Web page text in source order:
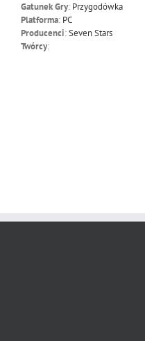
Gatunek Gry: Przygodówka
Platforma: PC
Producenci:Seven Stars
Twórcy: